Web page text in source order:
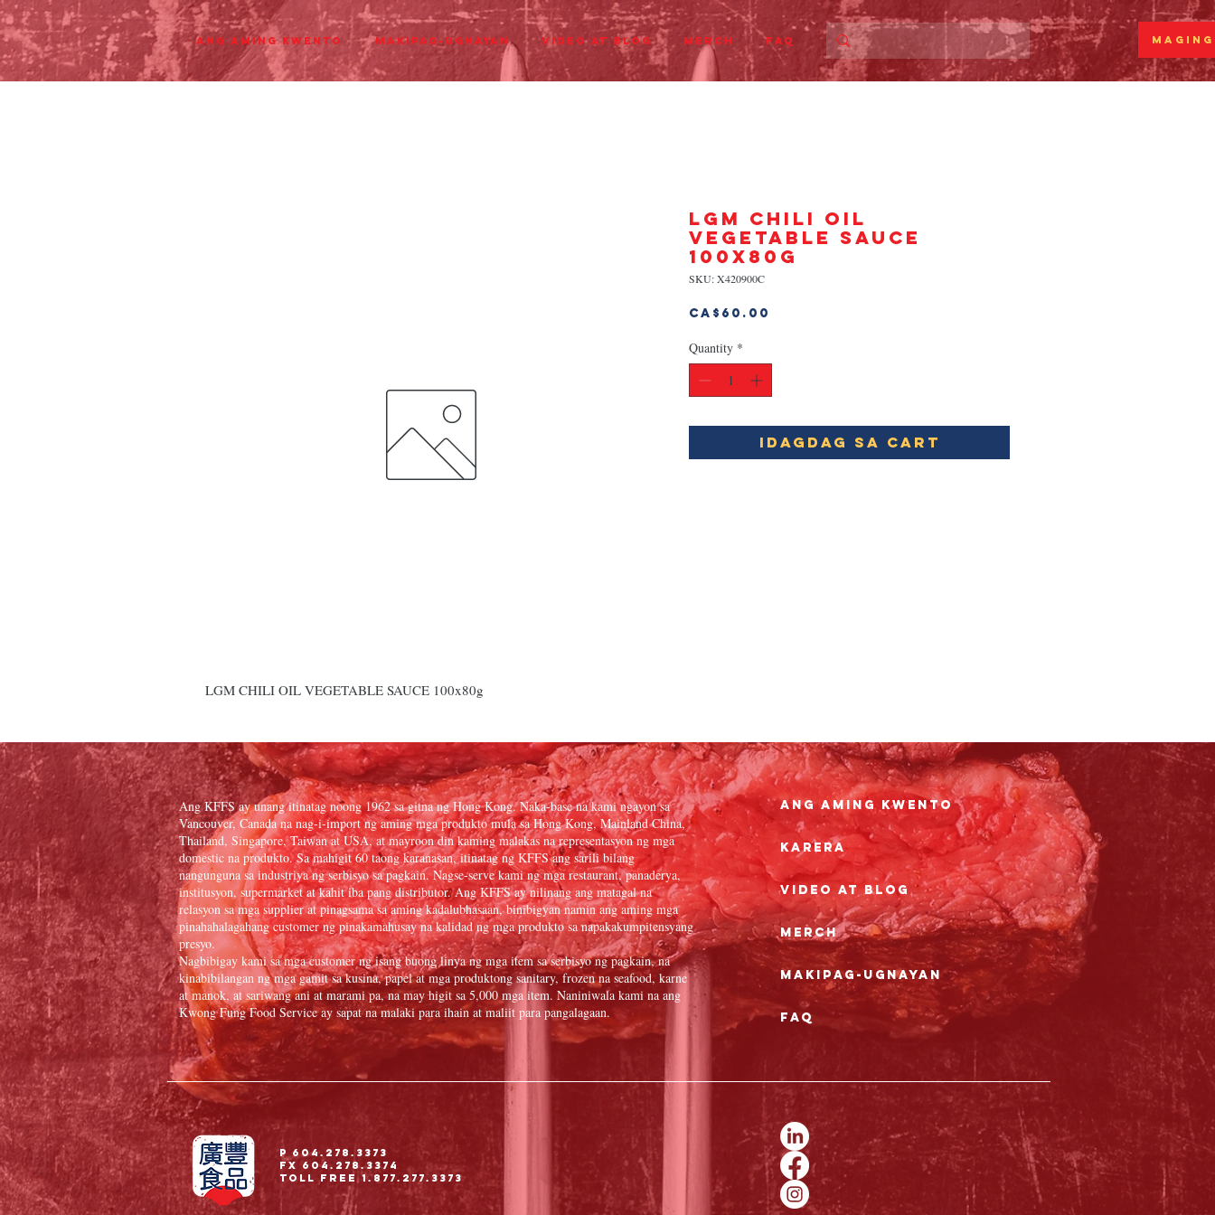
Ang aming Kwento Makipag-ugnayan Video at Blog Merch FAQ
LGM CHILI OIL VEGETABLE SAUCE 100x80g
LGM CHILI OIL
VEGETABLE SAUCE
100x80g
SKU: X420900C
CA$60.00
Quantity *
Idagdag Sa Cart
Ang KFFS ay unang itinatag noong 1962 sa gitna ng Hong Kong. Naka-base na kami ngayon sa
Vancouver, Canada na nag-i-import ng aming mga produkto mula sa Hong Kong, Mainland China,
Thailand, Singapore, Taiwan at USA, at mayroon din kaming malakas na representasyon ng mga
domestic na produkto. Sa mahigit 60 taong karanasan, itinatag ng KFFS ang sarili bilang
nangunguna sa industriya ng serbisyo sa pagkain. Nagse-serve kami ng mga restaurant, panaderya,
institusyon, supermarket at kahit iba pang distributor. Ang KFFS ay nilinang ang matagal na
relasyon sa mga supplier at pinagsama sa aming kadalubhasaan, binibigyan namin ang aming mga
pinahahalagahang customer ng pinakamahusay na kalidad ng mga produkto sa napakakumpitensyang
presyo.
Nagbibigay kami sa mga customer ng isang buong linya ng mga item sa serbisyo ng pagkain, na
kinabibilangan ng mga gamit sa kusina, papel at mga produktong sanitary, frozen na seafood, karne
at manok, at sariwang ani at marami pa, na may higit sa 5,000 mga item. Naniniwala kami na ang
Kwong Fung Food Service ay sapat na malaki para ihain at maliit para pangalagaan.
Ang aming Kwento
Karera
Video at Blog
Merch
Makipag-ugnayan
FAQ
P 604.278.3373
Fx 604.278.3374
Toll Free 1.877.277.3373